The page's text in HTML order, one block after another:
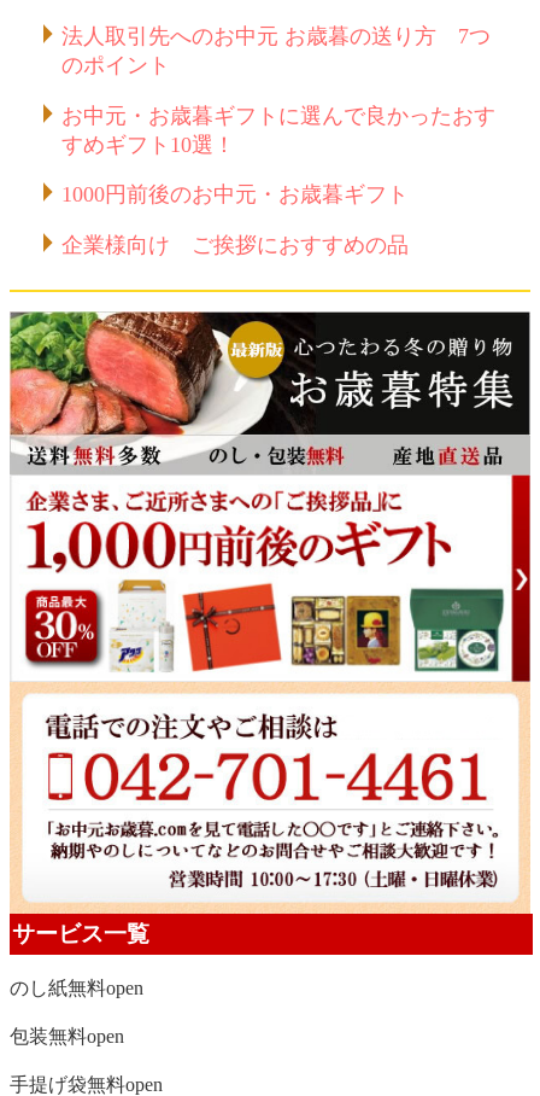
法人取引先へのお中元 お歳暮の送り方 7つ
のポイント
お中元・お歳暮ギフトに選んで良かったおす
すめギフト10選！
1000円前後のお中元・お歳暮ギフト
企業様向け ご挨拶におすすめの品
サービス一覧
のし紙無料open
包装無料open
手提げ袋無料open